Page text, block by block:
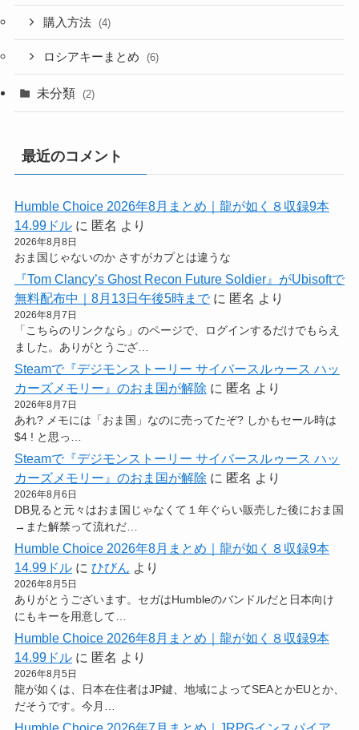
購入方法 (4)
ロシアキーまとめ (6)
未分類 (2)
最近のコメント
Humble Choice 2026年8月まとめ｜龍が如く８収録9本
14.99ドルに 匿名 より
2026年8月8日
おま国じゃないのか さすがカプとは違うな
『Tom Clancy’s Ghost Recon Future Soldier』がUbisoftで
無料配布中｜8月13日午後5時までに 匿名 より
2026年8月7日
「こちらのリンクなら」のページで、ログインするだけでもらえ
ました。ありがとうござ…
Steamで『デジモンストーリー サイバースルゥース ハッ
カーズメモリー』のおま国が解除 に 匿名 より
2026年8月7日
あれ? メモには「おま国」なのに売ってたぞ? しかもセール時は
$4 ! と思っ…
Steamで『デジモンストーリー サイバースルゥース ハッ
カーズメモリー』のおま国が解除 に 匿名 より
2026年8月6日
DB見ると元々はおま国じゃなくて１年ぐらい販売した後におま国
→また解禁って流れだ…
Humble Choice 2026年8月まとめ｜龍が如く８収録9本
14.99ドルに ひびん より
2026年8月5日
ありがとうございます。セガはHumbleのバンドルだと日本向け
にもキーを用意して…
Humble Choice 2026年8月まとめ｜龍が如く８収録9本
14.99ドルに 匿名 より
2026年8月5日
龍が如くは、日本在住者はJP鍵、地域によってSEAとかEUとか、
だそうです。今月…